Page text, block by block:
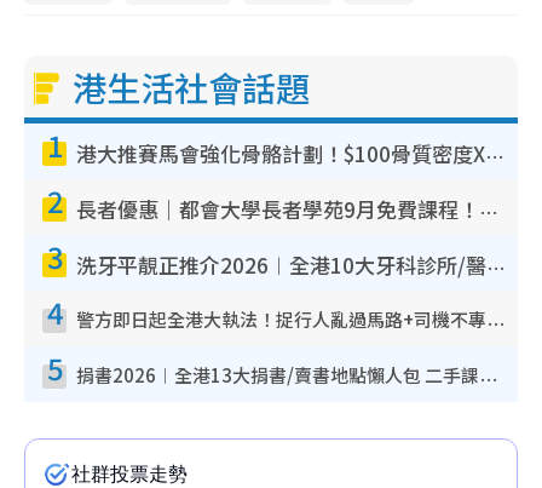
港生活社會話題
1 港大推賽馬會強化骨骼計劃！$100骨質密度X光檢查 完成免費運動訓練送超市禮券！附參加資格
2 長者優惠｜都會大學長者學苑9月免費課程！多媒體/微電影創作/網絡安全 附報名方法教學
3 洗牙平靚正推介2026︱全港10大牙科診所/醫院懶人包 夜診至8點/鎮靜潔牙/醫療券適用
4 警方即日起全港大執法！捉行人亂過馬路+司機不專注駕駛！亂過馬路罰$2000
5 捐書2026︱全港13大捐書/賣書地點懶人包 二手課本最高$150＋舊書換免費咖啡/戲票